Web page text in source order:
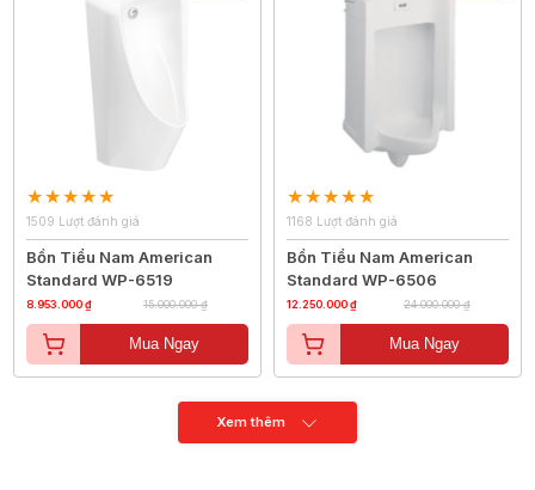
1509 Lượt đánh giá
Bồn Tiểu Nam American
Standard WP-6519
8.953.000 ₫ 15.000.000 ₫
Mua Ngay
1168 Lượt đánh giá
Bồn Tiểu Nam American
Standard WP-6506
12.250.000 ₫ 24.000.000 ₫
Mua Ngay
Xem thêm